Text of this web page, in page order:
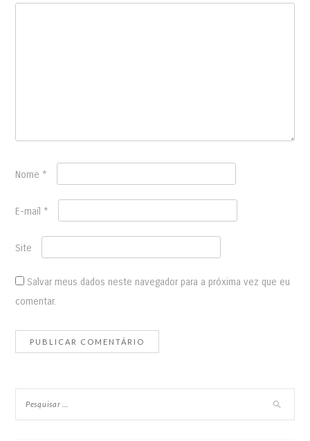
Nome *
E-mail *
Site
Salvar meus dados neste navegador para a próxima vez que eu
comentar.